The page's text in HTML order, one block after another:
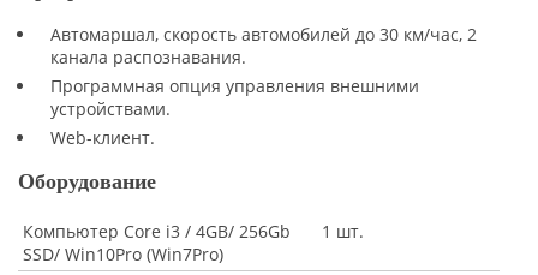
Автомаршал, скорость автомобилей до 30 км/час, 2
канала распознавания.
Программная опция управления внешними
устройствами.
Web-клиент.
Оборудование
Компьютер Core i3 / 4GB/ 256Gb
SSD/ Win10Pro (Win7Pro)
1 шт.